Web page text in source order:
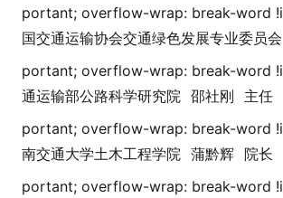
portant; overflow-wrap: break-word !i
国交通运输协会交通绿色发展专业委员会
portant; overflow-wrap: break-word !i
通运输部公路科学研究院 邵社刚
主任
portant; overflow-wrap: break-word !i
南交通大学土木工程学院 蒲黔辉
院长
portant; overflow-wrap: break-word !i